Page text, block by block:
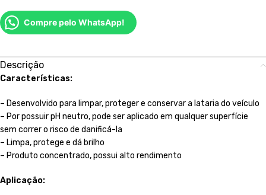
Compre pelo WhatsApp!
Descrição
Características:
– Desenvolvido para limpar, proteger e conservar a lataria do veículo
– Por possuir pH neutro, pode ser aplicado em qualquer superfície
sem correr o risco de danificá-la
– Limpa, protege e dá brilho
– Produto concentrado, possui alto rendimento
Aplicação: